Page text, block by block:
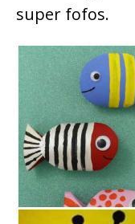
super fofos.